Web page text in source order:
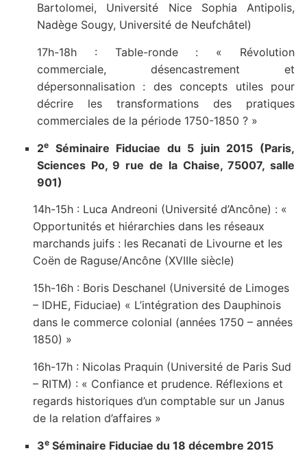
Bartolomei, Université Nice Sophia Antipolis,
Nadège Sougy, Université de Neufchâtel)
17h-18h : Table-ronde : « Révolution
commerciale, désencastrement et
dépersonnalisation : des concepts utiles pour
décrire les transformations des pratiques
commerciales de la période 1750-1850 ? »
2eSéminaire Fiduciae du 5 juin 2015 (Paris,
Sciences Po, 9 rue de la Chaise, 75007, salle
901)
14h-15h : Luca Andreoni (Université d’Ancône) : «
Opportunités et hiérarchies dans les réseaux
marchands juifs : les Recanati de Livourne et les
Coën de Raguse/Ancône (XVIIIe siècle)
15h-16h : Boris Deschanel (Université de Limoges
– IDHE, Fiduciae) « L’intégration des Dauphinois
dans le commerce colonial (années 1750 – années
1850) »
16h-17h : Nicolas Praquin (Université de Paris Sud
– RITM) : « Confiance et prudence. Réflexions et
regards historiques d’un comptable sur un Janus
de la relation d’affaires »
3eSéminaire Fiduciae du 18 décembre 2015